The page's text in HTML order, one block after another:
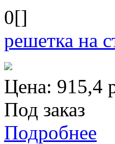
0[]
решетка на
Цена: 915,4
Под заказ
Подробнее